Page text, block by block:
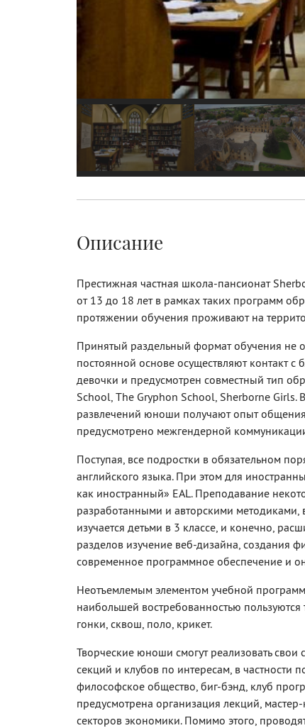
Описание
Престижная частная школа-пансионат
от 13 до 18 лет в рамках таких программ
протяжении обучения проживают на
Принятый раздельный формат обучения не
постоянной основе осуществляют контакт
девочки и предусмотрен совместный тип
School, The Gryphon School, Sherborne
развлечений юноши получают опыт
предусмотрено межгендерной
Поступая, все подростки в обязательном
английского языка. При этом для
как иностранный» EAL. Преподавание
разработанными и авторскими методиками,
изучается детьми в 3 классе, и конечно,
разделов изучение веб-дизайна, создания
современное программное обеспечение и
Неотъемлемым элементом учебной
наибольшей востребованностью
гонки, сквош, поло, крикет.
Творческие юноши смогут реализовать
секций и клубов по интересам, в частности
философское общество, биг-бэнд, клуб
предусмотрена организация лекций,
секторов экономики. Помимо этого,